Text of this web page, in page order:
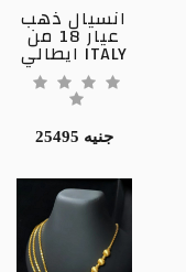
انسيال ذهب
عيار 18 من
ايطالي ITALY
25495 جنيه